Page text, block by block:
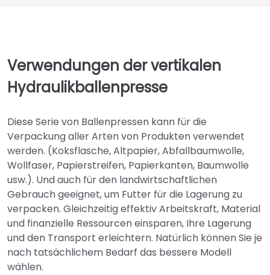
Verwendungen der vertikalen
Hydraulikballenpresse
Diese Serie von Ballenpressen kann für die
Verpackung aller Arten von Produkten verwendet
werden. (Koksflasche, Altpapier, Abfallbaumwolle,
Wollfaser, Papierstreifen, Papierkanten, Baumwolle
usw.). Und auch für den landwirtschaftlichen
Gebrauch geeignet, um Futter für die Lagerung zu
verpacken. Gleichzeitig effektiv Arbeitskraft, Material
und finanzielle Ressourcen einsparen, Ihre Lagerung
und den Transport erleichtern. Natürlich können Sie je
nach tatsächlichem Bedarf das bessere Modell
wählen.